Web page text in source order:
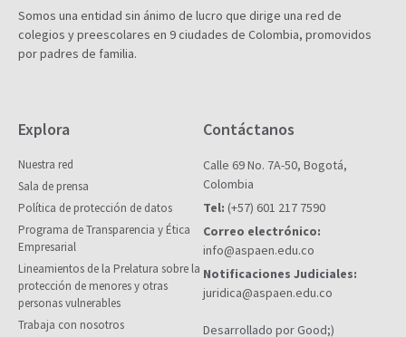
Somos una entidad sin ánimo de lucro que dirige una red de
colegios y preescolares en 9 ciudades de Colombia, promovidos
por padres de familia.
Explora
Nuestra red
Sala de prensa
Política de protección de datos
Programa de Transparencia y Ética
Empresarial
Lineamientos de la Prelatura sobre la
protección de menores y otras
personas vulnerables
Trabaja con nosotros
Contáctanos
Calle 69 No. 7A-50, Bogotá,
Colombia
Tel: (+57) 601 217 7590
Correo electrónico:
info@aspaen.edu.co
Notificaciones Judiciales:
juridica@aspaen.edu.co
Desarrollado por Good;)